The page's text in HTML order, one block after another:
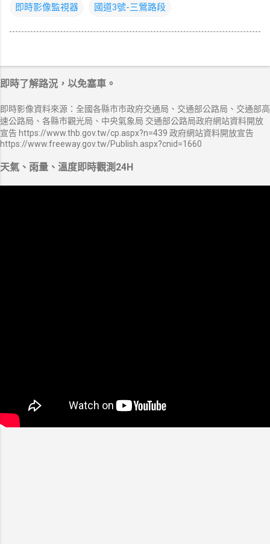
即時影像監視器 國道3號-三鶯路段
即時了解路況，以免塞車。
即時影像資料來源：全國各縣市市政府交通局、交通部公路局、交通部高
速公路局、各縣市觀光局、中央氣象局 交通部公路局政府網站資料開放
宣告 https://www.thb.gov.tw/cp.aspx?n=439 政府網站資料開放宣告
https://www.freeway.gov.tw/Publish.aspx?cnid=1660
天氣、雨量、溫度即時觀測24H